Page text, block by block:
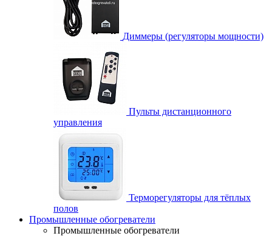
Диммеры (регуляторы мощности)
Пульты дистанционного
управления
Терморегуляторы для тёплых
полов
Промышленные обогреватели
Промышленные обогреватели